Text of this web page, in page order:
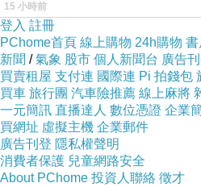
的墨客，在京城的古玩肆裡
15 小時前
登入 註冊
PChome首頁 線上購物 24h購物 書
新聞 /氣象 股市 個人新聞台 廣告
買賣租屋 支付連 國際連 Pi 拍錢包
買車 旅行團 汽車險推薦 線上麻將
一元簡訊 直播達人 數位憑證 企業
買網址 虛擬主機 企業郵件
廣告刊登 隱私權聲明
消費者保護 兒童網路安全
About PChome 投資人聯絡 徵才